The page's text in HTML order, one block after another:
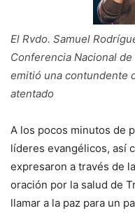
El Rvdo. Samuel
Conferencia Nacional
emitió una contundente
atentado
A los pocos minutos de
líderes evangélicos, así
expresaron a través de
oración por la salud de
llamar a la paz para un